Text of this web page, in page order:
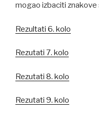
mogao izbaciti znakove
Rezultati 6. kolo
Rezutati 7. kolo
Rezutati 8. kolo
Rezutati 9. kolo